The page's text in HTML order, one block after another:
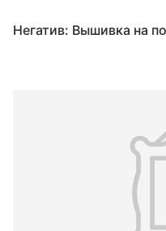
Негатив: Вышивка на